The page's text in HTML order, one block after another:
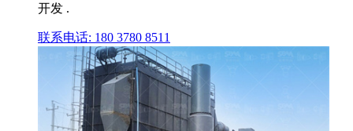
开发 .
联系电话: 180 3780 8511